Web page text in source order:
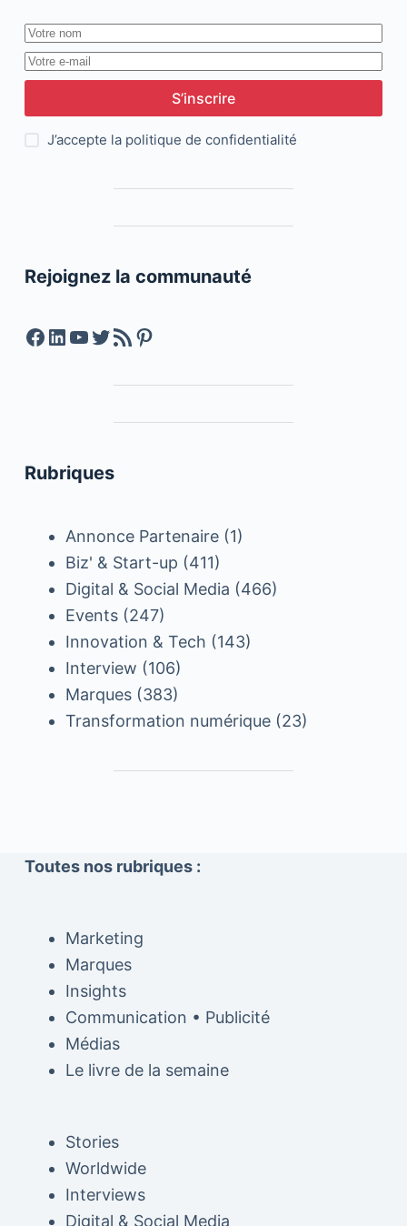
S’inscrire
J’accepte la politique de confidentialité
Rejoignez la communauté
Facebook
LinkedIn
YouTube
Twitter
Feed RSSPinterest
Rubriques
Annonce Partenaire(1)
Biz' & Start-up (411)
Digital & Social Media (466)
Events(247)
Innovation & Tech (143)
Interview (106)
Marques(383)
Transformation numérique(23)
Toutes nos rubriques :
Marketing
Marques
Insights
Communication • Publicité
Médias
Le livre de la semaine
Stories
Worldwide
Interviews
Digital & Social Media